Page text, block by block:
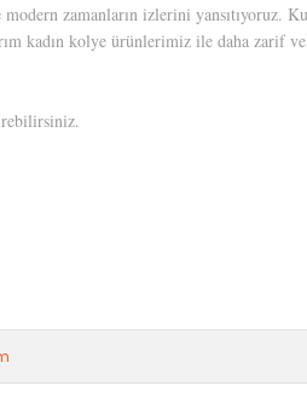
zamanların izlerini yansıtıyoruz.
kadın kolye ürünlerimiz ile daha zarif ve